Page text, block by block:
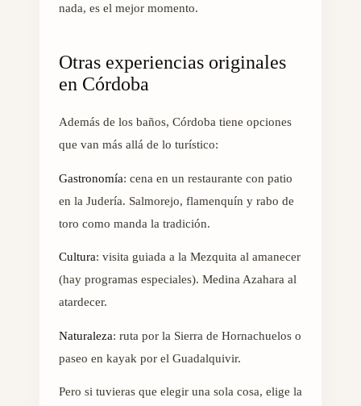
nada, es el mejor momento.
Otras experiencias originales
en Córdoba
Además de los baños, Córdoba tiene opciones
que van más allá de lo turístico:
Gastronomía: cena en un restaurante con patio
en la Judería. Salmorejo, flamenquín y rabo de
toro como manda la tradición.
Cultura: visita guiada a la Mezquita al amanecer
(hay programas especiales). Medina Azahara al
atardecer.
Naturaleza: ruta por la Sierra de Hornachuelos o
paseo en kayak por el Guadalquivir.
Pero si tuvieras que elegir una sola cosa, elige la